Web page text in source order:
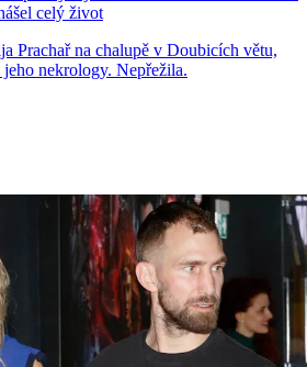
celý život
Prachař na chalupě v Doubicích větu,
nekrology. Nepřežila.